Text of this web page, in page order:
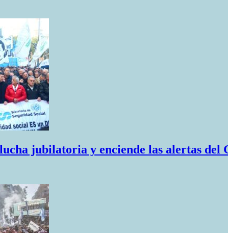
jubilatoria y enciende las alertas del